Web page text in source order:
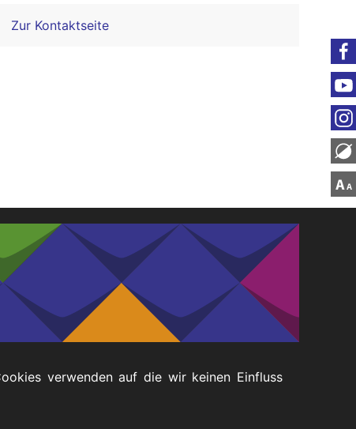
Zur Kontaktseite
verwenden auf die wir keinen Einfluss